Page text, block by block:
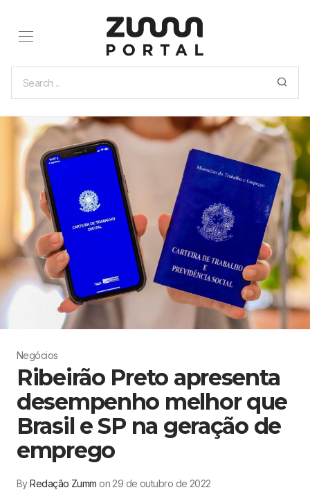
Negócios
Ribeirão Preto apresenta
desempenho melhor que
Brasil e SP na geração de
emprego
ByRedação Zumm on 29 de outubro de 2022